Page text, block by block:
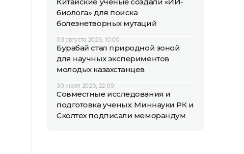
биолога» для поиска
болезнетворных мутаций
03 августа 2026, 10:00
Бурабай стал природной зоной
для научных экспериментов
молодых казахстанцев
30 июля 2026, 22:09
Совместные исследования и
подготовка ученых: Миннауки РК и
Сколтех подписали меморандум